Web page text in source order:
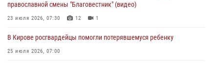
православной смены "Благовестник" (видео)
23 июля 2026, 07:30 12 1
В Кирове росгвардейцы помогли потерявшемуся ребенку
25 июля 2026, 07:00